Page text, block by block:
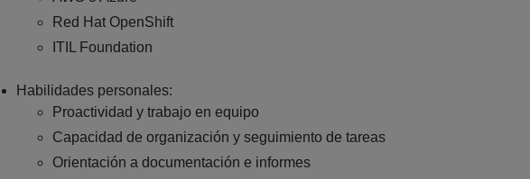
Red Hat OpenShift
ITIL Foundation
Habilidades personales:
Proactividad y trabajo en equipo
Capacidad de organización y seguimiento de tareas
Orientación a documentación e informes